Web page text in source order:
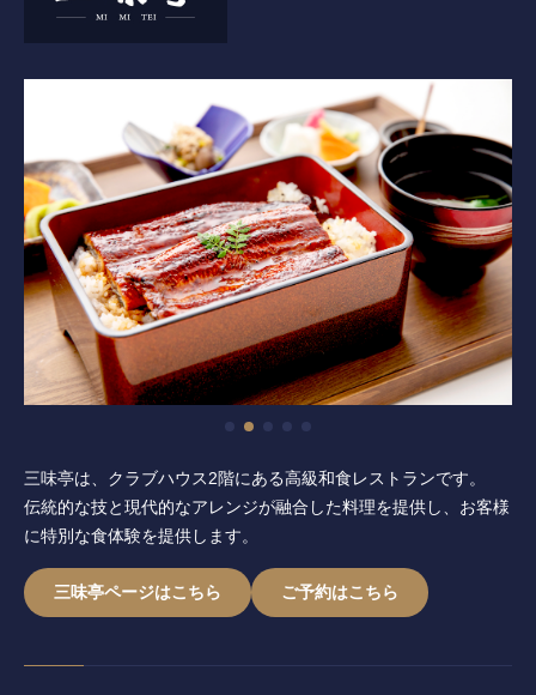
三味亭は、クラブハウス2階にある高級和食レストランです。
伝統的な技と現代的なアレンジが融合した料理を提供し、お客様
に特別な食体験を提供します。
三味亭ページはこちら ご予約はこちら